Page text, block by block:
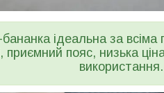
ідеальна за
приємний пояс, низька
використання.